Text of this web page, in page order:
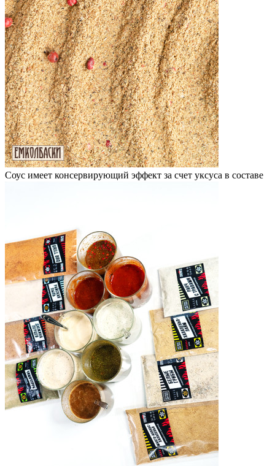
Соус имеет консервирующий эффект за счет уксуса в составе